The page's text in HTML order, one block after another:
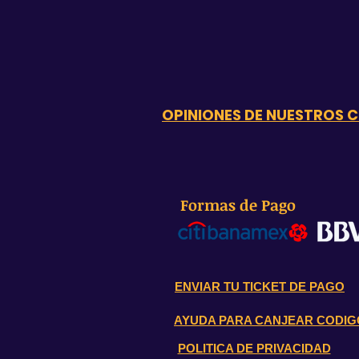
OPINIONES DE NUESTROS
Formas de Pago
ENVIAR TU TICKET DE PAGO
AYUDA PARA CANJEAR
POLITICA DE PRIVACIDAD